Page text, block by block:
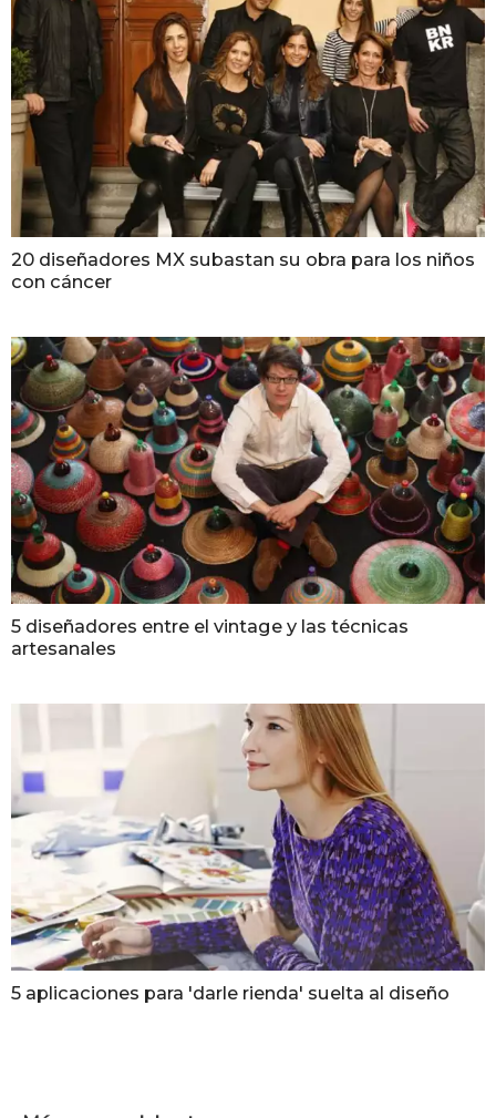
20 diseñadores MX subastan su obra para los niños
con cáncer
5 diseñadores entre el vintage y las técnicas
artesanales
5 aplicaciones para 'darle rienda' suelta al diseño